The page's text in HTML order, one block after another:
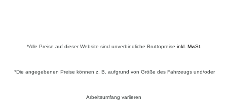
*Alle Preise auf dieser Website sind unverbindliche Bruttopreise inkl. MwSt.
*Die angegebenen Preise können z. B. aufgrund von Größe des Fahrzeugs und/oder
Arbeitsumfang variieren